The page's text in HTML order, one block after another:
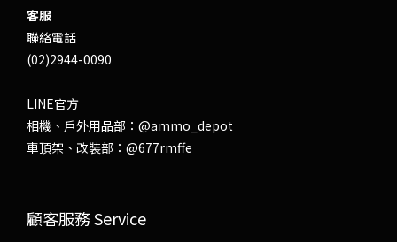
客服
聯絡電話
(02)2944-0090
LINE官方
相機、戶外用品部： @ammo_depot
車頂架、改裝部： @677rmffe
顧客服務 Service